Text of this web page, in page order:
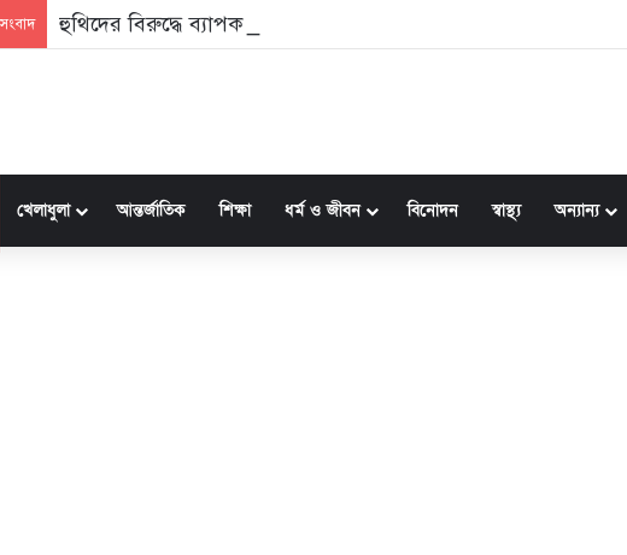
হুথিদের বিরুদ্ধে ব্যাপক হামলার দাবি ইয়েমেনের
খেলাধুলা আন্তর্জাতিক শিক্ষা ধর্ম ও জীবন বিনোদন স্বাস্থ্য অন্যান্য